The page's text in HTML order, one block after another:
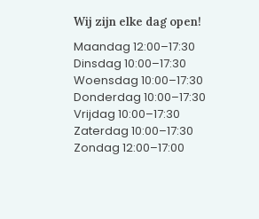
Wij zijn elke dag open!
Maandag 12:00–17:30
Dinsdag 10:00–17:30
Woensdag 10:00–17:30
Donderdag 10:00–17:30
Vrijdag 10:00–17:30
Zaterdag 10:00–17:30
Zondag 12:00–17:00